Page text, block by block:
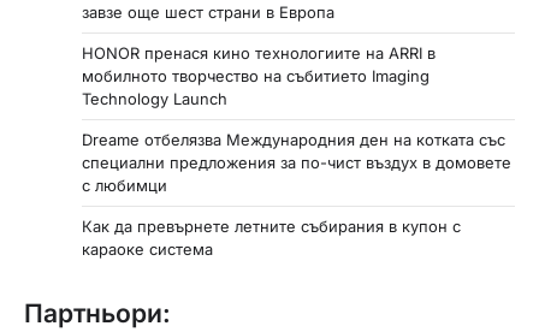
завзе още шест страни в Европа
HONOR пренася кино технологиите на ARRI в
мобилното творчество на събитието Imaging
Technology Launch
Dreame отбелязва Международния ден на котката със
специални предложения за по-чист въздух в домовете
с любимци
Как да превърнете летните събирания в купон с
караоке система
Партньори: